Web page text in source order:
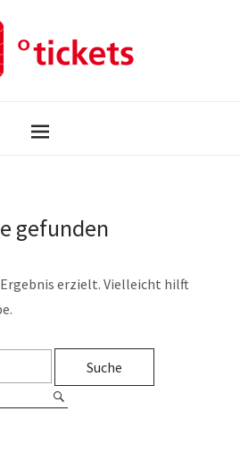
gefunden
Ergebnis erzielt. Vielleicht hilft